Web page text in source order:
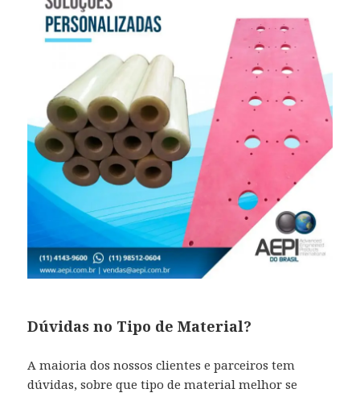
Dúvidas no Tipo de Material?
A maioria dos nossos clientes e parceiros tem
dúvidas, sobre que tipo de material melhor se